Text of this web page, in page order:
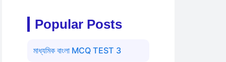
Popular Posts
মাধ্যমিক বাংলা MCQ TEST 3